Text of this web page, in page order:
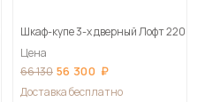
Шкаф-купе 3-х дверный Лофт 220
Цена
66 130 56 300
Доставка бесплатно